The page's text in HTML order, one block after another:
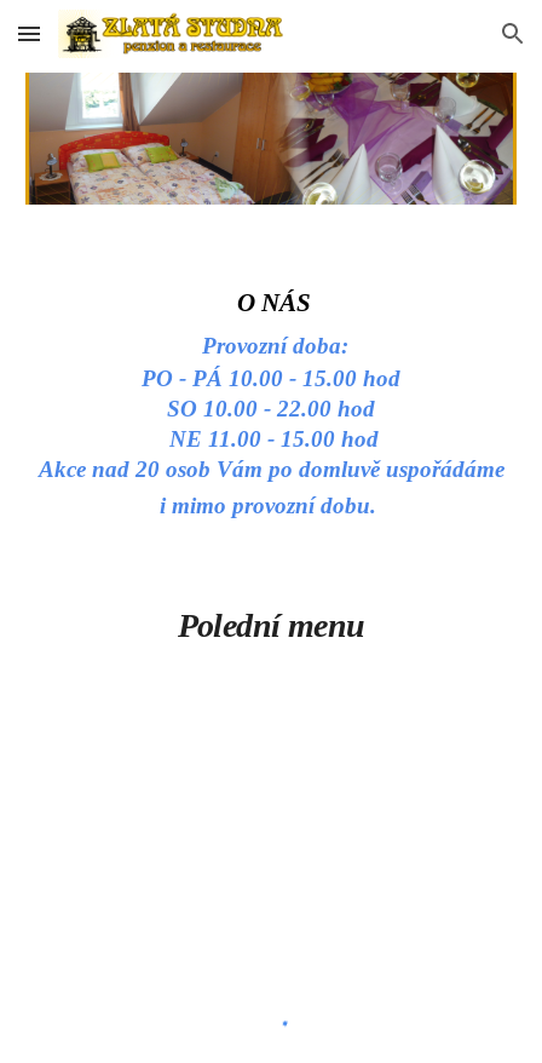
Skip to main content Skip to navigation
O NÁS
Provozní doba:
PO - PÁ 10.00 - 15.00 hod
SO 10.00 - 22.00 hod
NE 11.00 - 15.00 hod
Akce nad 20 osob Vám po domluvě uspořádáme
i mimo provozní dobu.
Polední menu